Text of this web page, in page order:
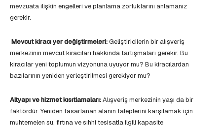
mevzuata ilişkin engelleri ve planlama zorluklarını anlamanız
gerekir.
Mevcut kiracı yer değiştirmeleri:Geliştiricilerin bir alışveriş
merkezinin mevcut kiracıları hakkında tartışmaları gerekir. Bu
kiracılar yeni toplumun vizyonuna uyuyor mu? Bu kiracılardan
bazılarının yeniden yerleştirilmesi gerekiyor mu?
Altyapı ve hizmet kısıtlamaları:Alışveriş merkezinin yaşı da bir
faktördür. Yeniden tasarlanan alanın taleplerini karşılamak için
muhtemelen su, fırtına ve sıhhi tesisatla ilgili kapasite